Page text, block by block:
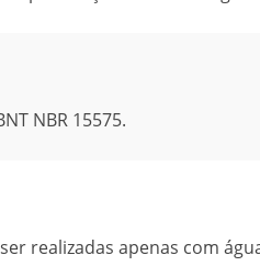
NBR 15575.
realizadas apenas com